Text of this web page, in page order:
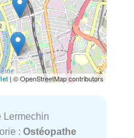
| © OpenStreetMap contributors
Lermechin
: Ostéopathe